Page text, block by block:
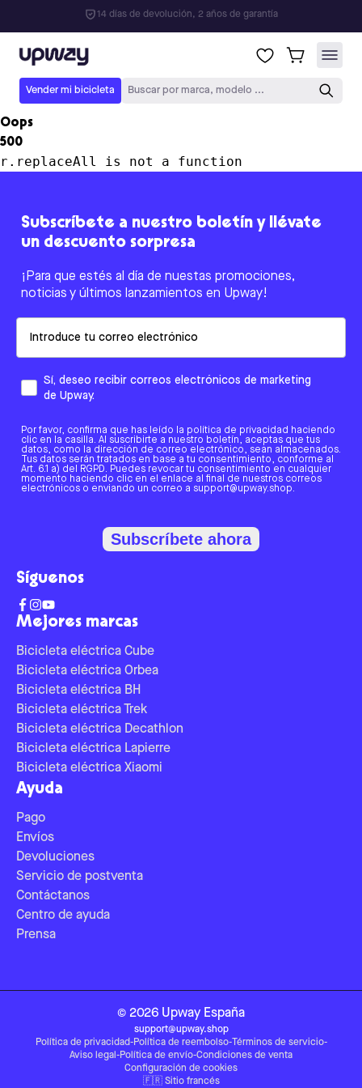
Upway
Vender mi bicicleta Buscar por marca, modelo ...
Oops
500
r.replaceAll is not a function
Mejores marcas
Bicicleta eléctrica Cube
Bicicleta eléctrica Orbea
Bicicleta eléctrica BH
Bicicleta eléctrica Trek
Bicicleta eléctrica Decathlon
Bicicleta eléctrica Lapierre
Bicicleta eléctrica Xiaomi
Ayuda
Pago
Envíos
Devoluciones
Servicio de postventa
Contáctanos
Centro de ayuda
Prensa
Subscríbete a nuestro boletín y llévate
un descuento sorpresa
¡Para que estés al día de nuestas promociones,
noticias y últimos lanzamientos en Upway!
Sí, deseo recibir correos electrónicos de marketing
de Upway.
Por favor, confirma que has leído la política de privacidad haciendo
clic en la casilla. Al suscribirte a nuestro boletín, aceptas que tus
datos, como la dirección de correo electrónico, sean almacenados.
Tus datos serán tratados en base a tu consentimiento, conforme al
Art. 6.1 a) del RGPD. Puedes revocar tu consentimiento en cualquier
momento haciendo clic en el enlace al final de nuestros correos
electrónicos o enviando un correo a support@upway.shop.
Subscríbete ahora
Síguenos
© 2026 Upway España
support@upway.shop
Política de privacidad-Política de reembolso-Términos de servicio-
Aviso legal -Política de envío-Condiciones de venta
Configuración de cookies
🇫🇷 Sitio francés